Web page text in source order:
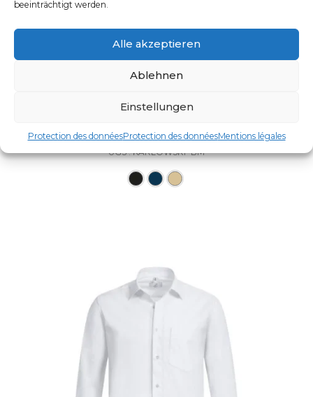
beeinträchtigt werden.
Alle akzeptieren
Ablehnen
Einstellungen
Protection des donnéesProtection des donnéesMentions légales
HERREN-KAROHEMD, SAHARA
UGS : KARLOWSKY-BM